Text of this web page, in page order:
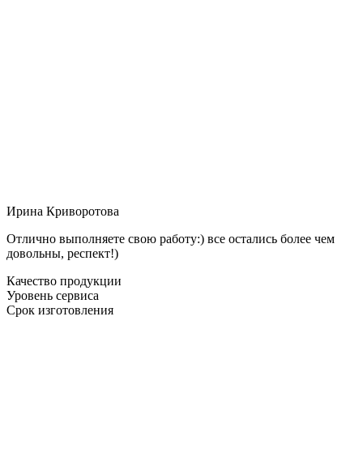
Ирина Криворотова
Отлично выполняете свою работу:) все остались более чем
довольны, респект!)
Качество продукции
Уровень сервиса
Срок изготовления